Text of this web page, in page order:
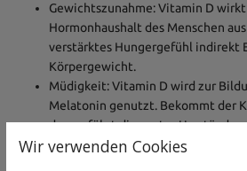
Gewichtszunahme: Vitamin D
Hormonhaushalt des Menschen
verstärktes Hungergefühl indirekt
Körpergewicht.
Müdigkeit: Vitamin D wird zur
Melatonin genutzt. Bekommt der
davon, führt dies unter
einem unruhigen Schlaf und
Wir verwenden Cookies